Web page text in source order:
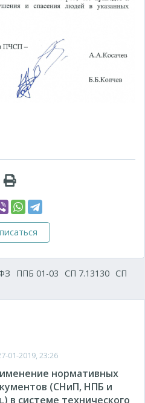
ППБ 01-03 СП 7.13130 СП
01-2019, 23:26
нормативных
(СНиП, НПБ и
в системе технического